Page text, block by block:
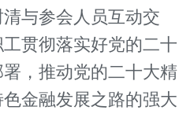
与参会人员互动交
贯彻落实好党的二十
，推动党的二十大精
金融发展之路的强大